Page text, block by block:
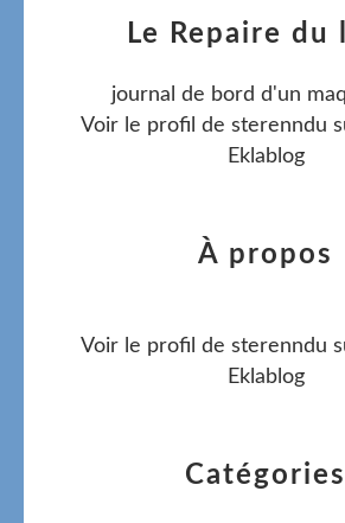
Catégories
Le Repaire du
journal de bord d'un
Voir le profil de sterenndu
Eklablog
À propos
Voir le profil de sterenndu
Eklablog